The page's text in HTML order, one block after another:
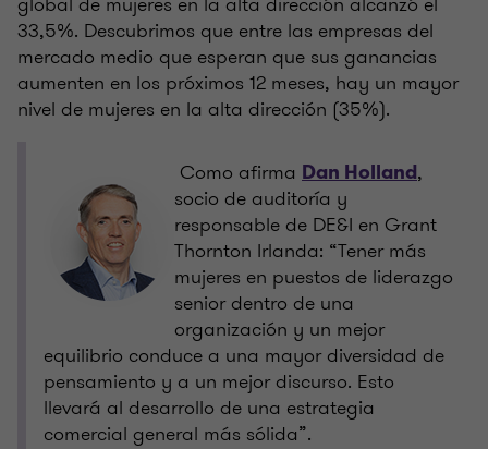
33,5%. Descubrimos que entre las empresas del
mercado medio que esperan que sus ganancias
aumenten en los próximos 12 meses, hay un mayor
nivel de mujeres en la alta dirección (35%).
Como afirma Dan Holland,
socio de auditoría y
responsable de DE&I en Grant
Thornton Irlanda: “Tener más
mujeres en puestos de liderazgo
senior dentro de una
organización y un mejor
equilibrio conduce a una mayor diversidad de
pensamiento y a un mejor discurso. Esto
llevará al desarrollo de una estrategia
comercial general más sólida”.